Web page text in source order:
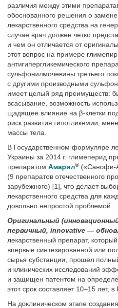
различия между этими
обоснованного решения о замене
лекарственного средства на
случае врач должен четко
и чем он отличается от
этот вопрос на примере
антигипергликемического
сульфонилмочевины третьего
с другими производными
имеет целый ряд преимуществ:
всасывание, возможность
щадящее влияние на β-клетки
риск развития гипогликемии,
массы тела.
В Государственном формуляре
Украины за 2014 г. глимеперид
препаратом Амарил® («Санофи-
(9 препаратов отечественного
зарубежного) [1], что делает
лекарственного средства для
довольно непростой проблемой.
Оригинальный
первичный, innovative —
лекарственный препарат,
впервые синтезированной или
сырья субстанции, прошел
и клинических исследований
и защищен патентом на
этот срок составляет 10–15 лет,
На доклиническом этапе